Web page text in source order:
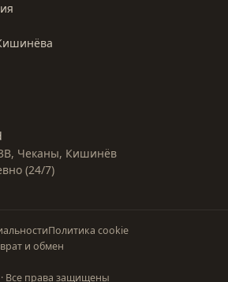
Чеканы, Кишинёв
(24/7)
Политика cookie
и обмен
Все права защищены